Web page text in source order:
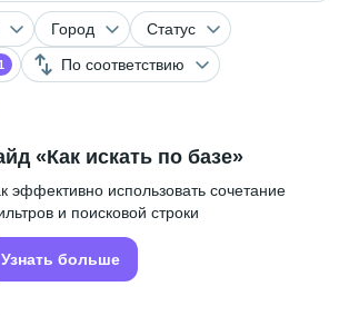
Город
Статус
По соответствию
«Как искать по базе»
эффективно использовать сочетание
и поисковой строки
Узнать больше